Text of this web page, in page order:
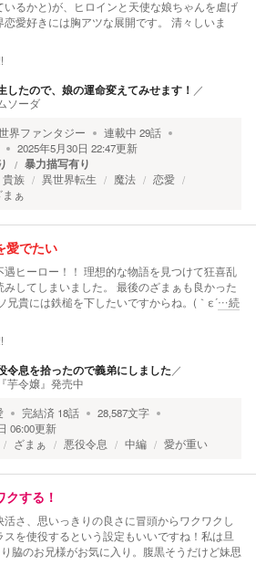
いるかと)が、ヒロインと天使な娘ちゃんを虐げ
恋愛好きには胸アツな展開です。 清々しいま
したので、娘の運命変えてみせます！ ／
ソーダ
界ファンタジー 連載中 29話
2025年5月30日 22:47更新
暴力描写有り
貴族 異世界転生 魔法
恋愛
まぁ
愛でたい
遇ヒーロー！！ 理想的な物語を見つけて狂喜乱
みしてしまいました。 最後のざまぁも良かった
兄貴には鉄槌を下したいですからね。(｀ε´…続
令息を拾ったので義弟にしました ／
芋令嬢』発売中
完結済 18話 28,587文字
06:00更新
ざまぁ 悪役令息 中編 愛が重い
クする！
活さ、思いっきりの良さに冒頭からワクワクし
スを使役するという設定もいいですね！私は旦
脇のお兄様がお気に入り。腹黒そうだけど妹思